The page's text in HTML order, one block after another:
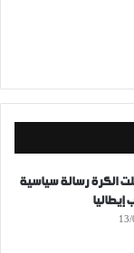
الكرة رسالة سياسية